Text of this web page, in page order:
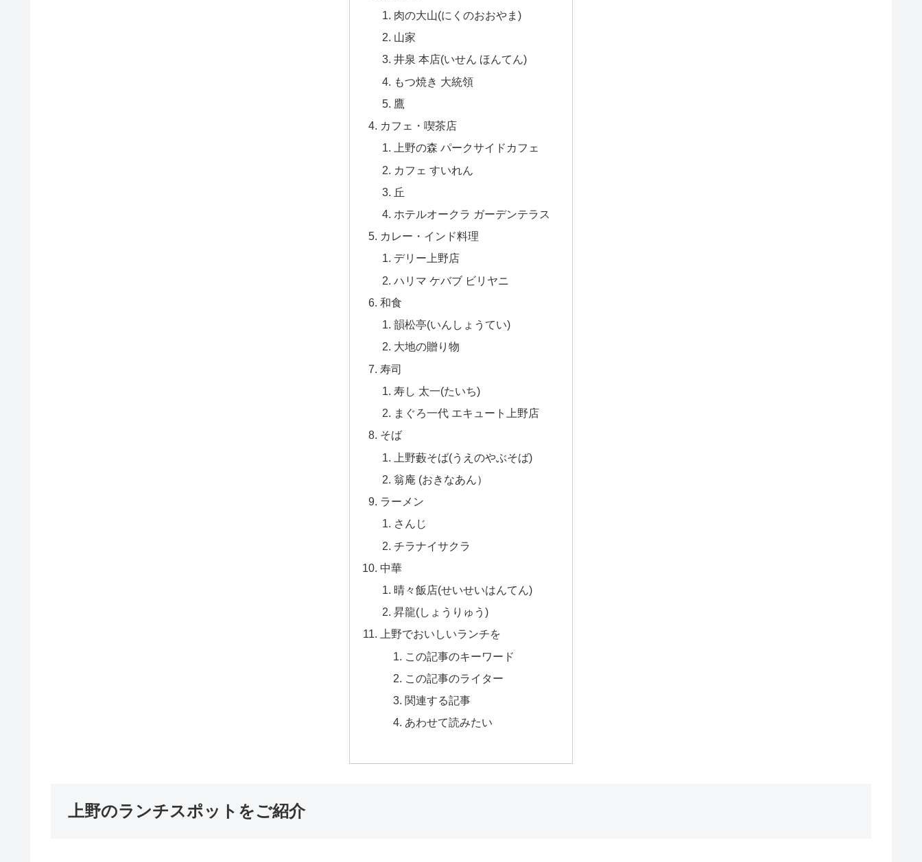
肉の大山(にくのおおやま)
山家
井泉 本店(いせん ほんてん)
もつ焼き 大統領
鷹
カフェ・喫茶店
上野の森 パークサイドカフェ
カフェ すいれん
丘
ホテルオークラ ガーデンテラス
カレー・インド料理
デリー上野店
ハリマ ケバブ ビリヤニ
和食
韻松亭(いんしょうてい)
大地の贈り物
寿司
寿し 太一(たいち)
まぐろ一代 エキュート上野店
そば
上野藪そば(うえのやぶそば)
翁庵 (おきなあん）
ラーメン
さんじ
チラナイサクラ
中華
晴々飯店(せいせいはんてん)
昇龍(しょうりゅう)
上野でおいしいランチを
この記事のキーワード
この記事のライター
関連する記事
あわせて読みたい
上野のランチスポットをご紹介